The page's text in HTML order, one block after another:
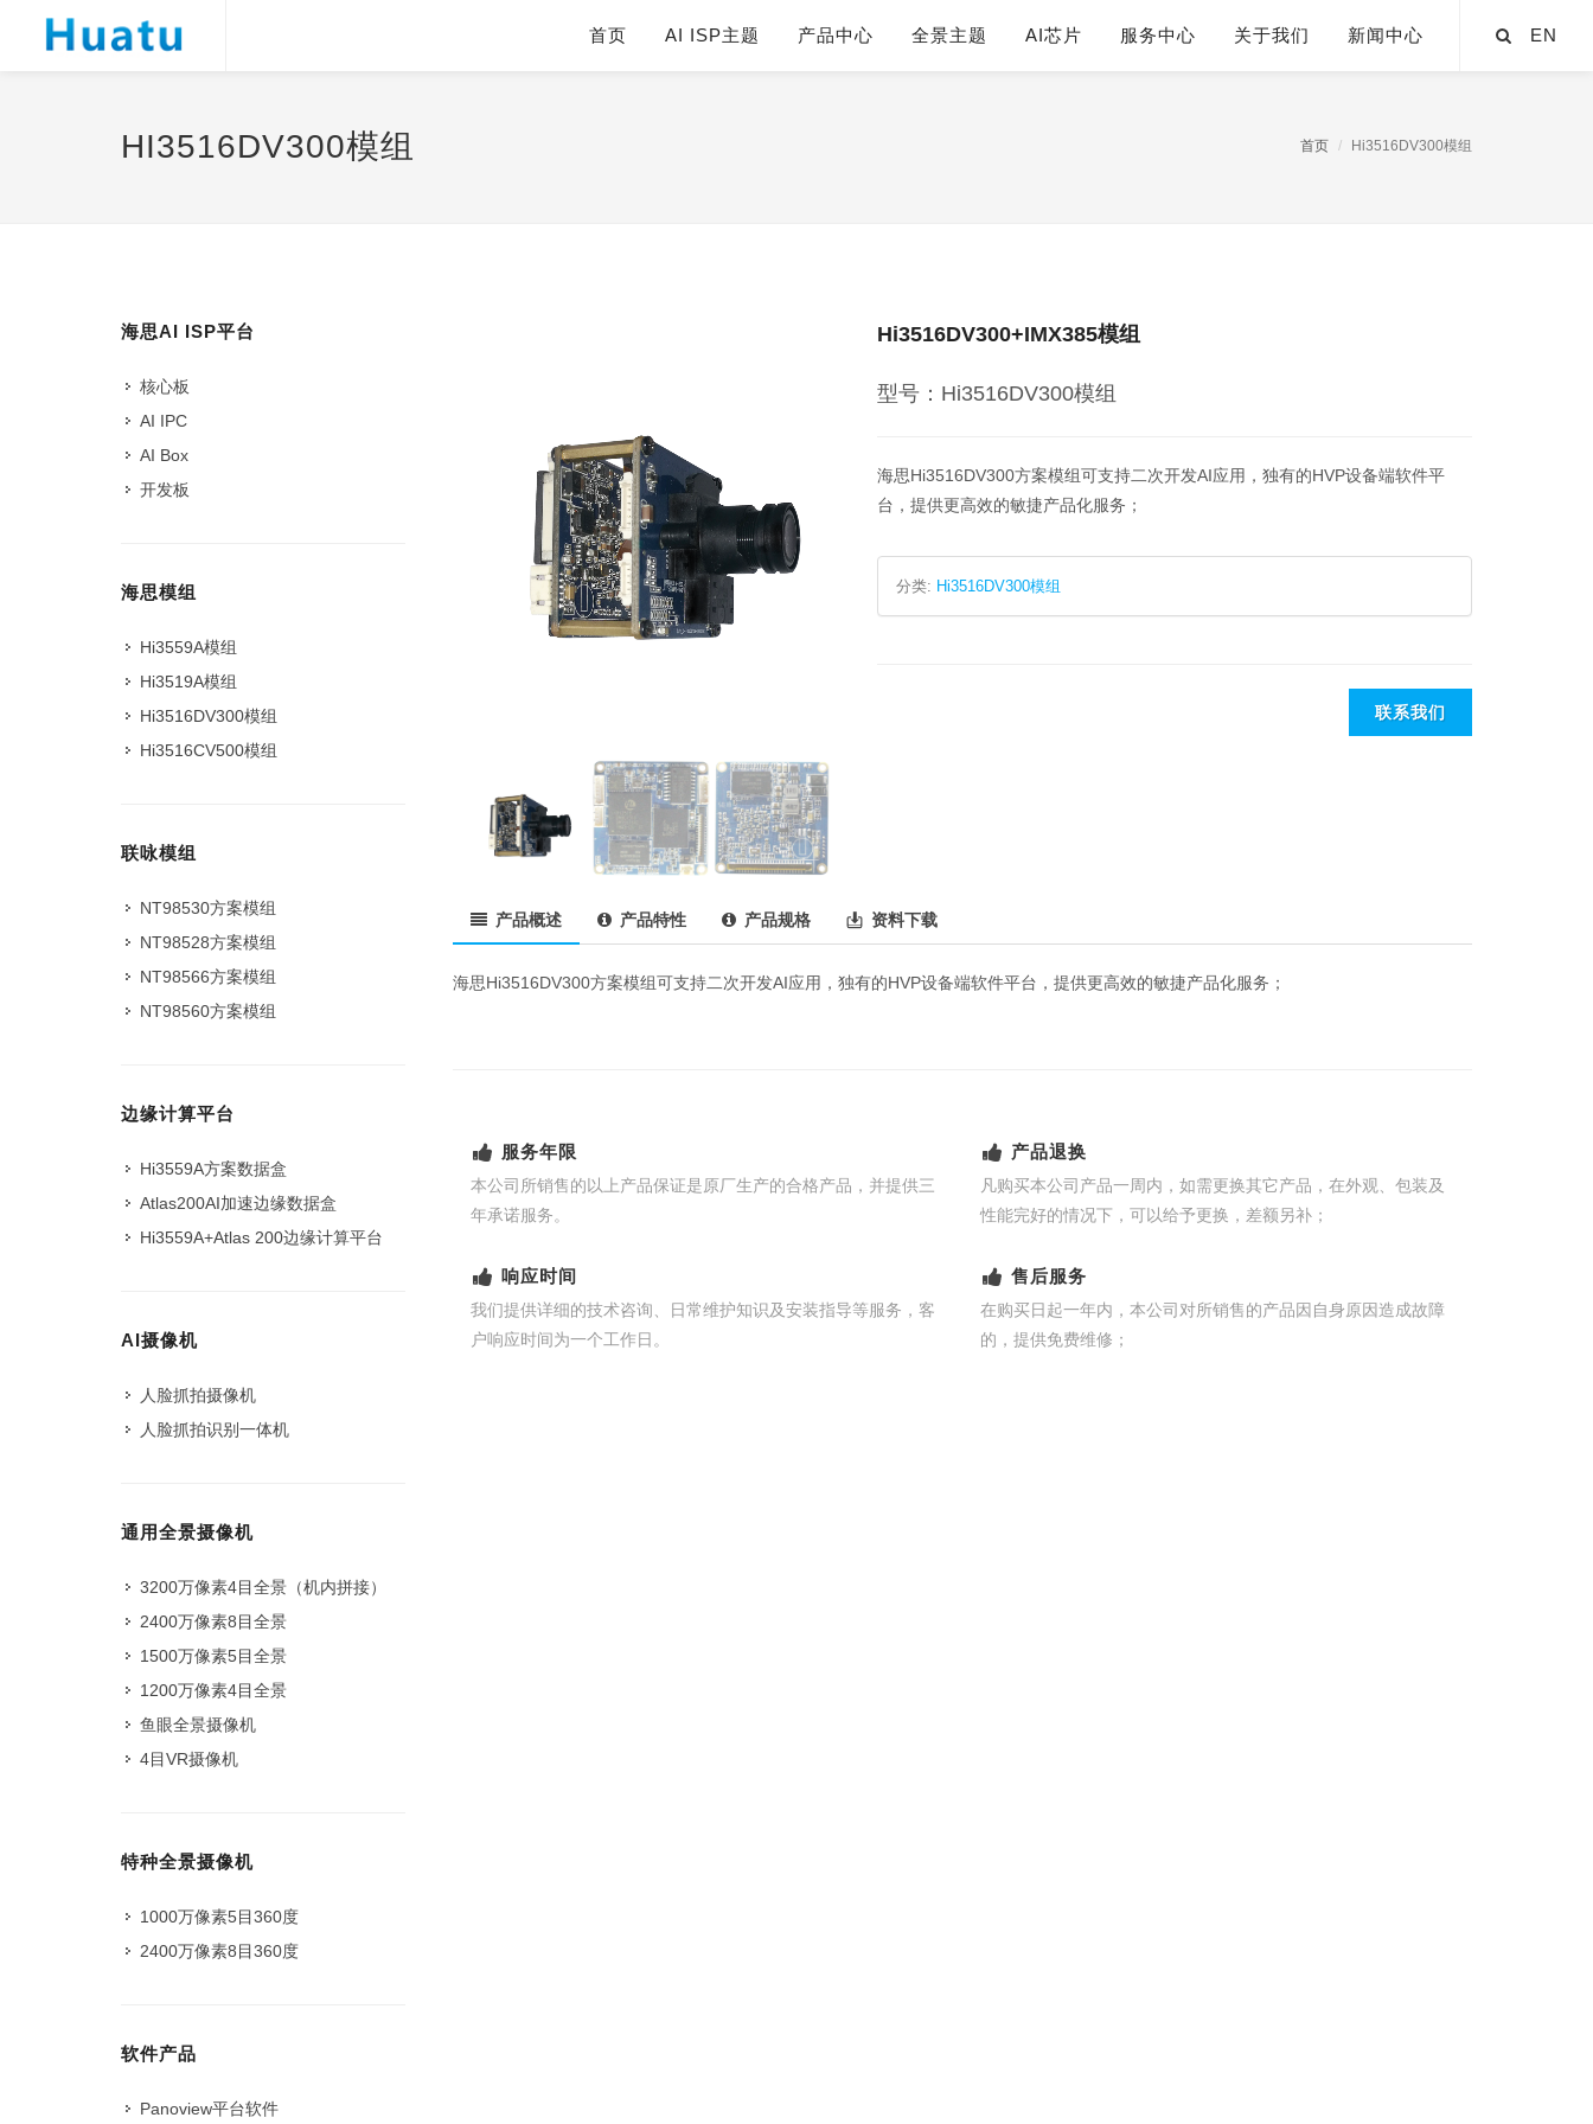
首页 AI ISP主题 产品中心 全景主题 AI芯片 服务中心 关于我们 新闻中心 EN
HI3516DV300模组 首页 Hi3516DV300模组
Hi3516DV300+IMX385模组
型号：Hi3516DV300模组
海思Hi3516DV300方案模组可支持二次开发AI应用，独有的HVP设备端软件平
台，提供更高效的敏捷产品化服务；
分类: Hi3516DV300模组
联系我们
产品概述 产品特性 产品规格 资料下载
海思Hi3516DV300方案模组可支持二次开发AI应用，独有的HVP设备端软件平台，提供更高效的敏捷产品化服务；
服务年限
本公司所销售的以上产品保证是原厂生产的合格产品，并提供三
年承诺服务。
产品退换
凡购买本公司产品一周内，如需更换其它产品，在外观、包装及
性能完好的情况下，可以给予更换，差额另补；
响应时间
我们提供详细的技术咨询、日常维护知识及安装指导等服务，客
户响应时间为一个工作日。
售后服务
在购买日起一年内，本公司对所销售的产品因自身原因造成故障
的，提供免费维修；
海思AI ISP平台
核心板
AI IPC
AI Box
开发板
海思模组
Hi3559A模组
Hi3519A模组
Hi3516DV300模组
Hi3516CV500模组
联咏模组
NT98530方案模组
NT98528方案模组
NT98566方案模组
NT98560方案模组
边缘计算平台
Hi3559A方案数据盒
Atlas200AI加速边缘数据盒
Hi3559A+Atlas 200边缘计算平台
AI摄像机
人脸抓拍摄像机
人脸抓拍识别一体机
通用全景摄像机
3200万像素4目全景（机内拼接）
2400万像素8目全景
1500万像素5目全景
1200万像素4目全景
鱼眼全景摄像机
4目VR摄像机
特种全景摄像机
1000万像素5目360度
2400万像素8目360度
软件产品
Panoview平台软件